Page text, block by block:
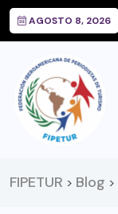
AGOSTO 8, 2026
FIPETUR > Blog >